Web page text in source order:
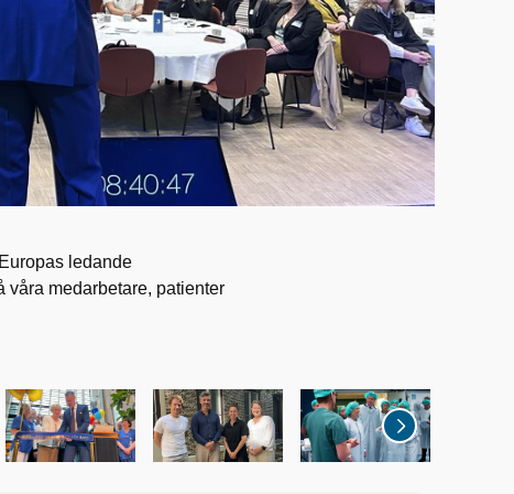
ledande
våra medarbetare, patienter